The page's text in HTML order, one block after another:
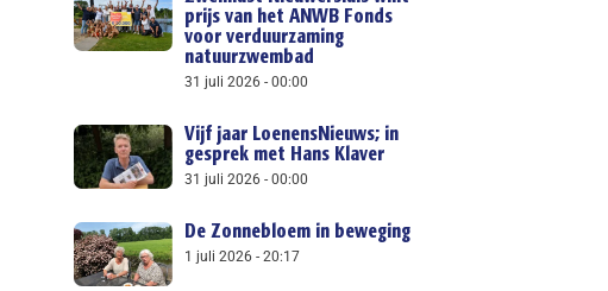
prijs van het ANWB Fonds
voor verduurzaming
natuurzwembad
31 juli 2026 00:00
Vijf jaar LoenensNieuws; in
gesprek met Hans Klaver
31 juli 2026 00:00
De Zonnebloem in beweging
1 juli 2026 20:17